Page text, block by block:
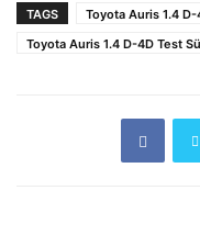
TAGS
Toyota Auris 1.4 D-
Toyota Auris 1.4 D-4D Test